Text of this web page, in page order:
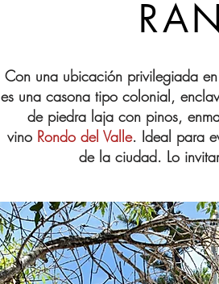
Con una ubicación privilegiada
es una casona tipo colonial,
de piedra laja con pinos,
vino Rondo del Valle. Ideal para
de la ciudad. Lo